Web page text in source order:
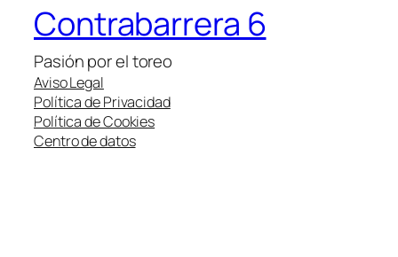
Contrabarrera 6
Pasión por el toreo
Aviso Legal
Política de Privacidad
Política de Cookies
Centro de datos